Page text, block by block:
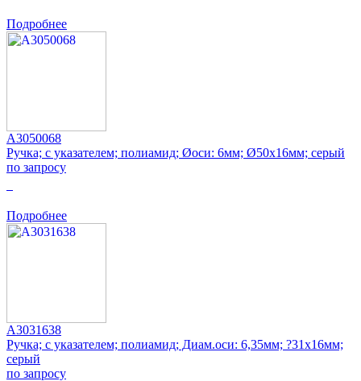
Подробнее
A3050068
Ручка; с указателем; полиамид; Øоси: 6мм; Ø50x16мм; серый
по запросу
Подробнее
A3031638
Ручка; с указателем; полиамид; Диам.оси: 6,35мм; ?31x16мм;
серый
по запросу